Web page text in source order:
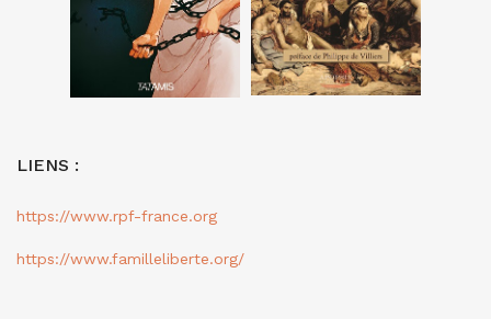
LIENS :
https://www.rpf-france.org
https://www.familleliberte.org/